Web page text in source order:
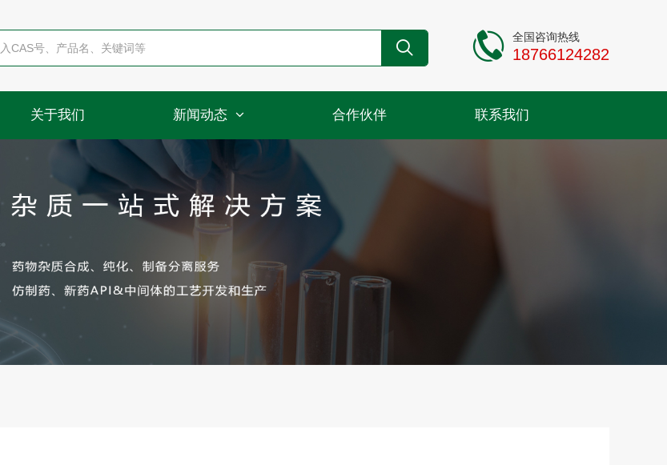
全国咨询热线
18766124282
关于我们 新闻动态 合作伙伴 联系我们